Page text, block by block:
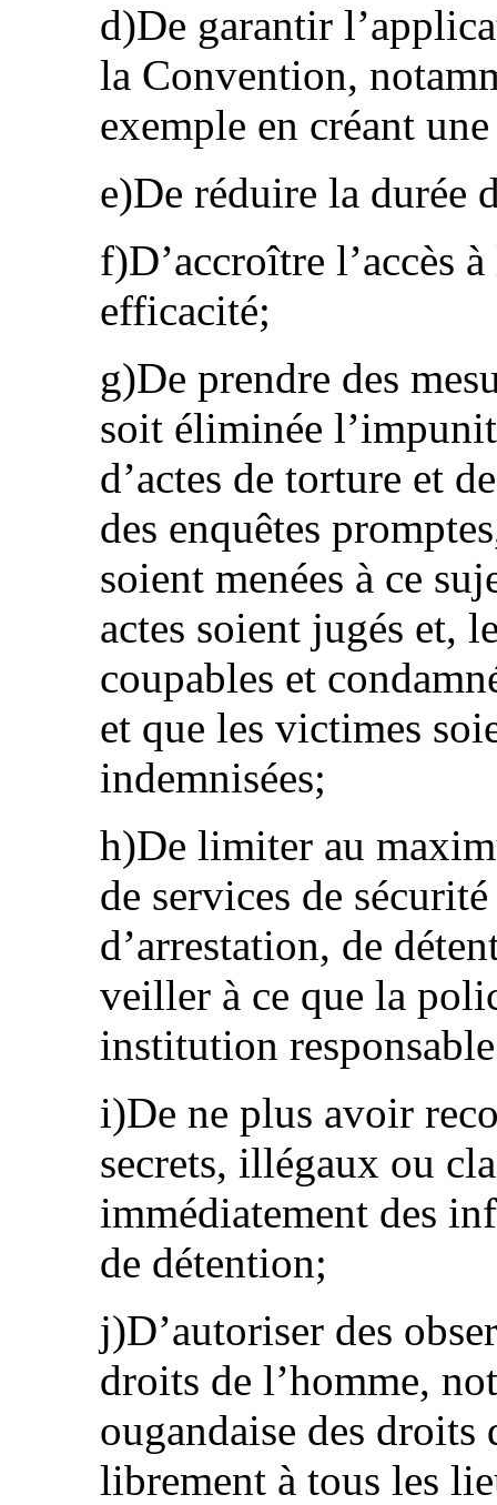
d)De garantir
la Convention,
exemple en créant
e)De réduire la durée
f)D’accroître l’accès à
efficacité;
g)De prendre des
soit éliminée
d’actes de torture et
des enquêtes
soient menées à ce
actes soient jugés et,
coupables et
et que les victimes
indemnisées;
h)De limiter au
de services de
d’arrestation, de
veiller à ce que la
institution
i)De ne plus avoir
secrets, illégaux ou
immédiatement des
de détention;
j)D’autoriser des
droits de l’homme,
ougandaise des droits
librement à tous les